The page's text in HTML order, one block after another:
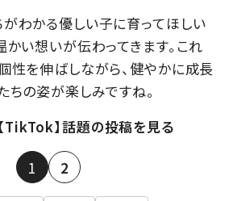
わかる優しい子に育ってほしい
かい想いが伝わってきます。これ
性を伸ばしながら、健やかに成長
ちの姿が楽しみですね。
【TikTok】話題の投稿を見る
1 2